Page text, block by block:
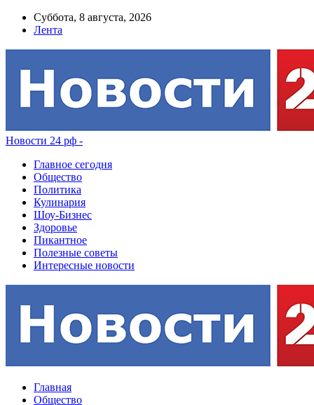
Суббота, 8 августа, 2026
Лента
Новости 24 рф -
Главное сегодня
Общество
Политика
Кулинария
Шоу-Бизнес
Здоровье
Пикантное
Полезные советы
Интересные новости
Главная
Общество